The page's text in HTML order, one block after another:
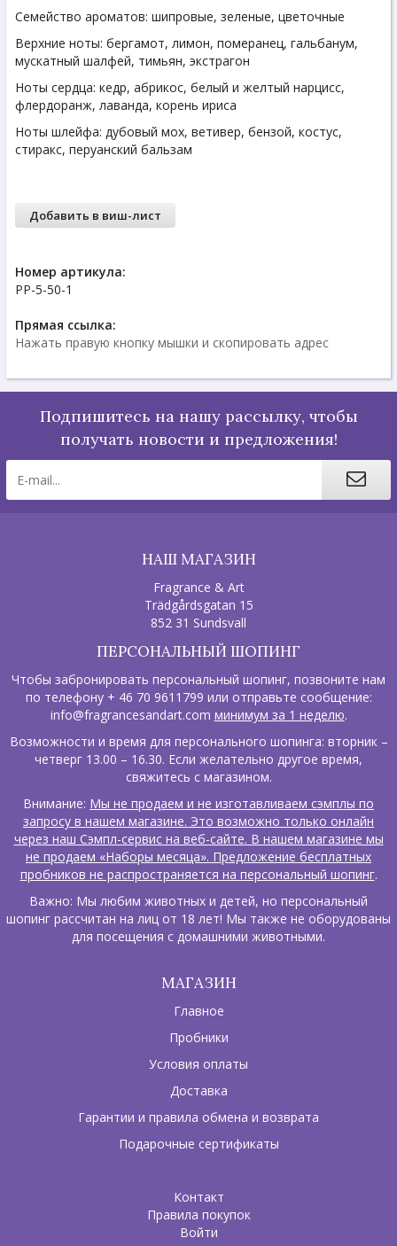
Семейство ароматов: шипровые, зеленые, цветочные
Верхние ноты: бергамот, лимон, померанец, гальбанум,
мускатный шалфей, тимьян, экстрагон
Ноты сердца: кедр, абрикос, белый и желтый нарцисс,
флердоранж, лаванда, корень ириса
Ноты шлейфа: дубовый мох, ветивер, бензой, костус,
стиракс, перуанский бальзам
Добавить в виш-лист
Номер артикула:
PP-5-50-1
Прямая ссылка:
Нажать правую кнопку мышки и скопировать адрес
Подпишитесь на нашу рассылку, чтобы
получать новости и предложения!
НАШ МАГАЗИН
Fragrance & Art
Trädgårdsgatan 15
852 31 Sundsvall
ПЕРСОНАЛЬНЫЙ ШОПИНГ
Чтобы забронировать персональный шопинг, позвоните нам
по телефону + 46 70 9611799 или отправьте сообщение:
info@fragrancesandart.com минимум за 1 неделю.
Возможности и время для персонального шопинга: вторник –
четверг 13.00 – 16.30. Если желательно другое время,
свяжитесь с магазином.
Внимание: Мы не продаем и не изготавливаем сэмплы по
запросу в нашем магазине. Это возможно только онлайн
через наш Сэмпл-сервис на веб-сайте. В нашем магазине мы
не продаем «Наборы месяца». Предложение бесплатных
пробников не распространяется на персональный шопинг.
Важно: Мы любим животных и детей, но персональный
шопинг рассчитан на лиц от 18 лет! Мы также не оборудованы
для посещения с домашними животными.
МАГАЗИН
Главное
Пробники
Условия оплаты
Доставка
Гарантии и правила обмена и возврата
Подарочные сертификаты
Контакт
Правила покупок
Войти